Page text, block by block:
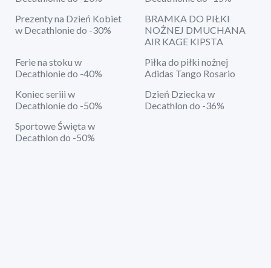
Prezenty na Dzień Kobiet
w Decathlonie do -30%
BRAMKA DO PIŁKI
NOŻNEJ DMUCHANA
AIR KAGE KIPSTA
Ferie na stoku w
Decathlonie do -40%
Piłka do piłki nożnej
Adidas Tango Rosario
Koniec seriii w
Decathlonie do -50%
Dzień Dziecka w
Decathlon do -36%
Sportowe Święta w
Decathlon do -50%